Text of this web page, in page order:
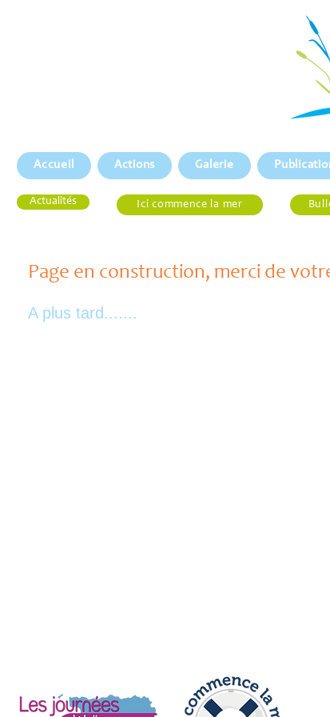
Accueil Actions Galerie
Actualités Ici commence la mer
Page en construction, merci de
A plus tard.......